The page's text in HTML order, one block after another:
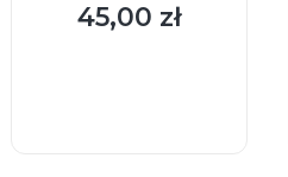
Cena
45,00 zł